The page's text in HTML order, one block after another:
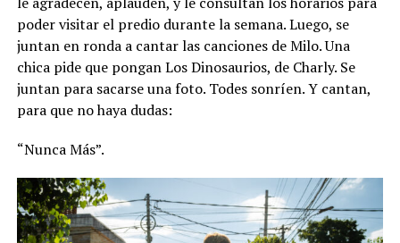
poder visitar el predio durante la semana. Luego, se
juntan en ronda a cantar las canciones de Milo. Una
chica pide que pongan Los Dinosaurios, de Charly. Se
juntan para sacarse una foto. Todes sonríen. Y cantan,
para que no haya dudas:
“Nunca Más”.